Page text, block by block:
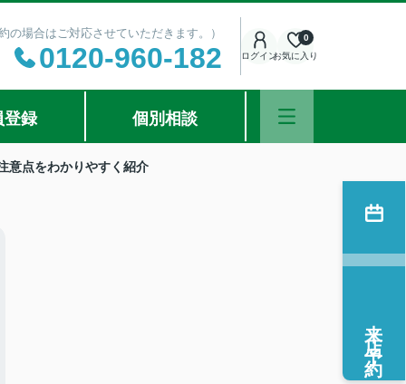
場合はご対応させていただきます。）
0120-960-182 ログインお気に入り
0
登録 個別相談
意点をわかりやすく紹介
来店予約